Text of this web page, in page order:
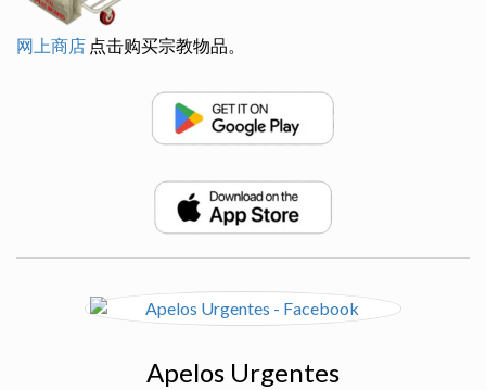
网上商店 点击购买宗教物品。
Apelos Urgentes